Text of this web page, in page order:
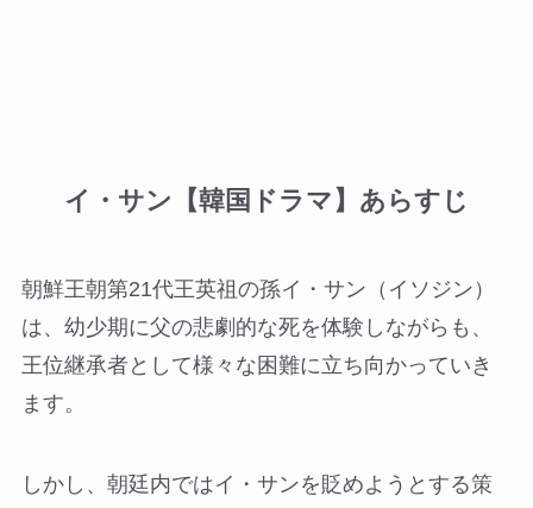
イ・サン【韓国ドラマ】あらすじ
朝鮮王朝第21代王英祖の孫イ・サン（イソジン）
は、幼少期に父の悲劇的な死を体験しながらも、
王位継承者として様々な困難に立ち向かっていき
ます。
しかし、朝廷内ではイ・サンを貶めようとする策